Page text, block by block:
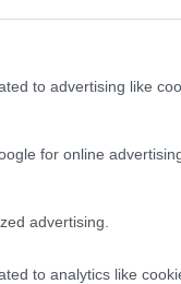
to advertising like
for online
advertising.
to analytics like
πυροβολισμούς
η αστυνομία,
υπεισέλθει σε